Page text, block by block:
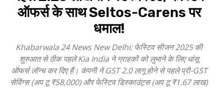
ऑफर्स के साथ Seltos-Carens पर
धमाल!
Khabarwala 24 News New Delhi: फेस्टिव सीजन 2025 की
शुरुआत से ठीक पहले Kia India ने ग्राहकों को लुभाने के लिए धांसू
ऑफर्स लॉन्च कर दिए हैं। कंपनी ने GST 2.0 लागू होने से पहले प्री-GST
सेविंग्स (अप टू ₹58,000) और फेस्टिव डिस्काउंट्स (अप टू ₹1.67 लाख)